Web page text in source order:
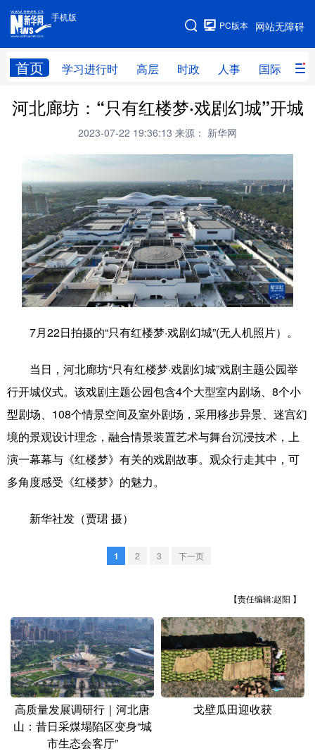
手机版
网站无障碍
PC版本
首页 学习进行时 高层 时政 人事 国际 财
手机版
网站地图
学习进行时 高层 时政 人事
财经 网评
台湾
科技 科创 量子 体育
文化 书画 健康 军事
访谈 视频 图片 政务
法律 中央文件 金融 汽车
学术中国 乡村振兴 银龄 溯源中国
城市 旅游 能源 会展
彩票 娱乐 时尚 悦读
公益 一带一路 亚太网 上市公司
文化产业
地方频道
天津
江西
山东 河南 湖北 湖南
广东 广西 海南 重庆
四川 贵州 云南 西藏
陕西 甘肃
河北廊坊：“只有红楼梦·戏剧幻城”开城
2023-07-22 19:36:13 来源： 新华网
7月22日拍摄的“只有红楼梦·戏剧幻城”(无人机照片）。
当日，河北廊坊“只有红楼梦·戏剧幻城”戏剧主题公园举
行开城仪式。该戏剧主题公园包含4个大型室内剧场、8个小
型剧场、108个情景空间及室外剧场，采用移步异景、迷宫幻
境的景观设计理念，融合情景装置艺术与舞台沉浸技术，上
演一幕幕与《红楼梦》有关的戏剧故事。观众行走其中，可
多角度感受《红楼梦》的魅力。
新华社发（贾珺 摄）
1 2 3 下一页
【责任编辑:赵阳 】
高质量发展调研行｜河北唐
山：昔日采煤塌陷区变身“城
市生态会客厅”
戈壁瓜田迎收获